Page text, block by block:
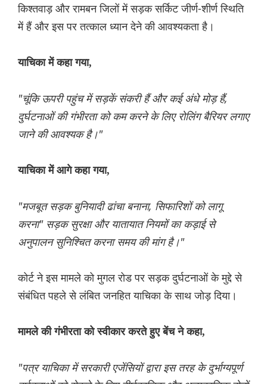
किश्तवाड़ और रामबन जिलों में सड़क सर्किट जीर्ण-शीर्ण स्थिति
में हैं और इस पर तत्काल ध्यान देने की आवश्यकता है।
याचिका में कहा गया,
"चूंकि ऊपरी पहुंच में सड़कें संकरी हैं और कई अंधे मोड़ हैं,
दुर्घटनाओं की गंभीरता को कम करने के लिए रोलिंग बैरियर लगाए
जाने की आवश्यक है।"
याचिका में आगे कहा गया,
"मजबूत सड़क बुनियादी ढांचा बनाना, सिफारिशों को लागू
करना" सड़क सुरक्षा और यातायात नियमों का कड़ाई से
अनुपालन सुनिश्चित करना समय की मांग है।"
कोर्ट ने इस मामले को मुगल रोड पर सड़क दुर्घटनाओं के मुद्दे से
संबंधित पहले से लंबित जनहित याचिका के साथ जोड़ दिया।
मामले की गंभीरता को स्वीकार करते हुए बेंच ने कहा,
"पत्र याचिका में सरकारी एजेंसियों द्वारा इस तरह के दुर्भाग्यपूर्ण